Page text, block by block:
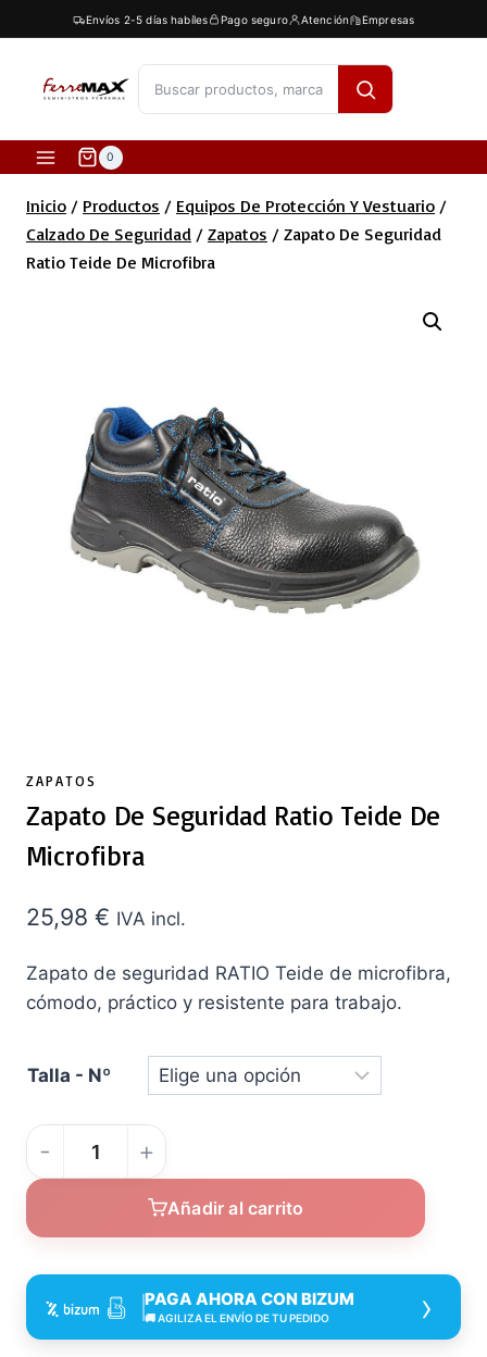
al
contenido
Envíos 2-5 días habíles Pago seguro Atención Empresas
0
Inicio / Productos / Equipos De Protección Y Vestuario /
Calzado De Seguridad / Zapatos / Zapato De Seguridad
Ratio Teide De Microfibra
ZAPATOS
Zapato De Seguridad Ratio Teide De
Microfibra
25,98 € IVA incl.
Zapato de seguridad RATIO Teide de microfibra,
cómodo, práctico y resistente para trabajo.
Talla - Nº
Zapato
de
seguridad
Teide
de
microfibra
Añadir al carrito
PAGA AHORA CON BIZUM
🚚 AGILIZA EL ENVÍO DE TU PEDIDO ›